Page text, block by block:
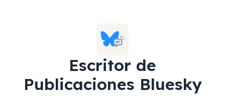
Escritor de
Publicaciones Bluesky